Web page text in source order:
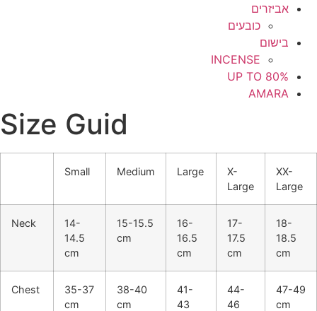
אביזרים
כובעים
בישום
INCENSE
UP TO 80%
AMARA
Size Guid
Small Medium Large
X-
Large
XX-
Large
Neck
14-
14.5
cm
15-15.5
cm
16-
16.5
cm
17-
17.5
cm
18-
18.5
cm
Chest
35-37
cm
38-40
cm
41-
43
44-
46
47-49
cm